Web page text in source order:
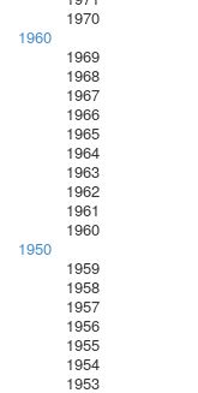
1970
1960
1969
1968
1967
1966
1965
1964
1963
1962
1961
1960
1950
1959
1958
1957
1956
1955
1954
1953